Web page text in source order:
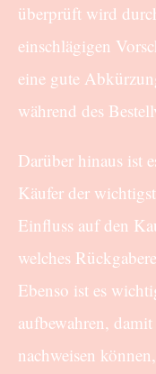
überprüft wird
einschlägigen
eine gute
während des
Darüber hinaus ist
Käufer der
Einfluss auf den
welches
Ebenso ist es
aufbewahren,
nachweisen